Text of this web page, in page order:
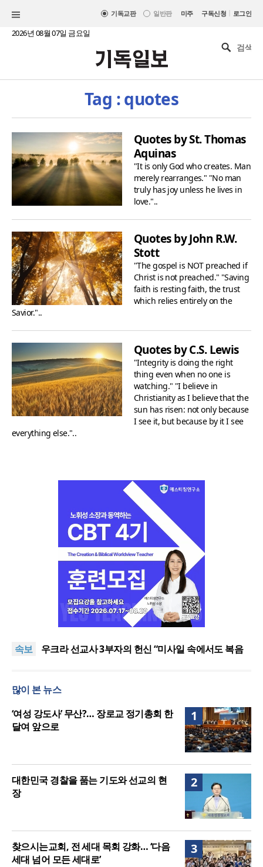
기독교판 일반판 미주 구독신청 | 로그인
2026년 08월 07일 금요일
Tag : quotes
Quotes by St. Thomas
Aquinas
"It is only God who creates. Man
merely rearranges." "No man
truly has joy unless he lives in
love."..
Quotes by John R.W.
Stott
"The gospel is NOT preached if
Christ is not preached." "Saving
faith is resting faith, the trust
which relies entirely on the
Savior."..
Quotes by C.S. Lewis
"Integrity is doing the right
thing even when no one is
watching." "I believe in
Christianity as I believe that the
sun has risen: not only because
I see it, but because by it I see
everything else."..
속보
[최원호 목사의 영혼의 양식 63] 말씀은 같은데 왜 열
우크라 선교사 3부자의 헌신 “미사일 속에서도 복음
강력 반발
[최원호 목사의 영혼의 양식 63] 말씀은 같은데 왜 열
美 이민구금센터에 억류됐던 한인 목회자 석방돼
많이 본 뉴스
1
‘여성 강도사’ 무산?… 장로교 정기총회 한
달여 앞으로
2
대한민국 경찰을 품는 기도와 선교의 현
장
3
찾으시는교회, 전 세대 목회 강화… ‘다음
세대 넘어 모든 세대로’